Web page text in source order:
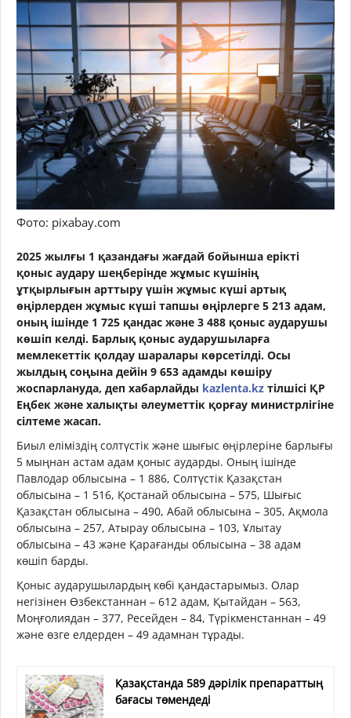
Фото: pixabay.com
2025 жылғы 1 қазандағы жағдай бойынша ерікті
қоныс аудару шеңберінде жұмыс күшінің
ұтқырлығын арттыру үшін жұмыс күші артық
өңірлерден жұмыс күші тапшы өңірлерге 5 213 адам,
оның ішінде 1 725 қандас және 3 488 қоныс аударушы
көшіп келді. Барлық қоныс аударушыларға
мемлекеттік қолдау шаралары көрсетілді. Осы
жылдың соңына дейін 9 653 адамды көшіру
жоспарлануда, деп хабарлайды kazlenta.kz тілшісі ҚР
Еңбек және халықты әлеуметтік қорғау министрлігіне
сілтеме жасап.
Биыл еліміздің солтүстік және шығыс өңірлеріне барлығы
5 мыңнан астам адам қоныс аударды. Оның ішінде
Павлодар облысына – 1 886, Солтүстік Қазақстан
облысына – 1 516, Қостанай облысына – 575, Шығыс
Қазақстан облысына – 490, Абай облысына – 305, Ақмола
облысына – 257, Атырау облысына – 103, Ұлытау
облысына – 43 және Қарағанды облысына – 38 адам
көшіп барды.
Қоныс аударушылардың көбі қандастарымыз. Олар
негізінен Өзбекстаннан – 612 адам, Қытайдан – 563,
Моңғолиядан – 377, Ресейден – 84, Түрікменстаннан – 49
және өзге елдерден – 49 адамнан тұрады.
Қазақстанда 589 дәрілік препараттың
бағасы төмендеді